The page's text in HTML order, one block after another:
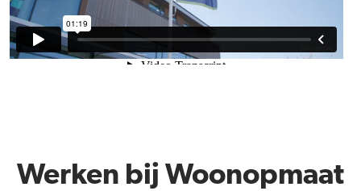
Werken bij Woonopmaat